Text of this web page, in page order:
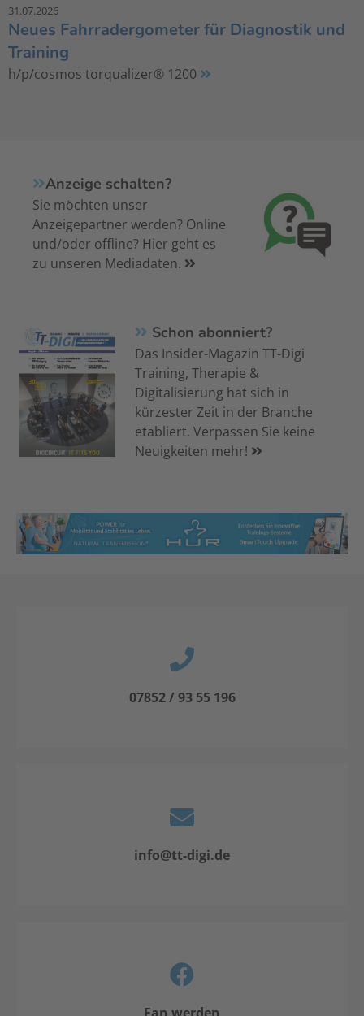
31.07.2026
Neues Fahrradergometer für Diagnostik und
Training
h/p/cosmos torqualizer® 1200
Anzeige schalten?
Sie möchten unser
Anzeigepartner werden? Online
und/oder offline? Hier geht es
zu unseren Mediadaten.
Schon abonniert?
Das Insider-Magazin TT-Digi
Training, Therapie &
Digitalisierung hat sich in
kürzester Zeit in der Branche
etabliert. Verpassen Sie keine
Neuigkeiten mehr!
07852 / 93 55 196
info@tt-digi.de